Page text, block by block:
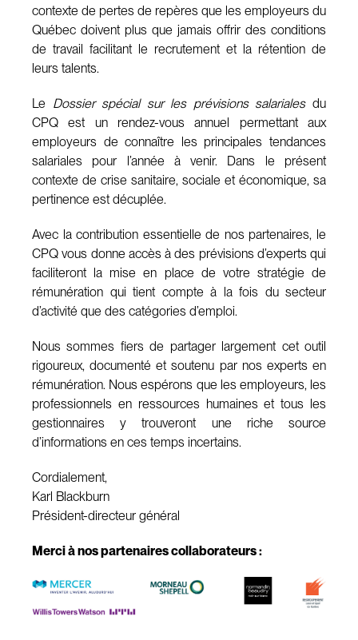
contexte de pertes de repères que les employeurs du
Québec doivent plus que jamais offrir des conditions
de travail facilitant le recrutement et la rétention de
leurs talents.
Le Dossier spécial sur les prévisions salarialesdu
CPQ est un rendez-vous annuel permettant aux
employeurs de connaître les principales tendances
salariales pour l’année à venir. Dans le présent
contexte de crise sanitaire, sociale et économique, sa
pertinence est décuplée.
Avec la contribution essentielle de nos partenaires, le
CPQ vous donne accès à des prévisions d’experts qui
faciliteront la mise en place de votre stratégie de
rémunération qui tient compte à la fois du secteur
d’activité que des catégories d’emploi.
Nous sommes fiers de partager largement cet outil
rigoureux, documenté et soutenu par nos experts en
rémunération. Nous espérons que les employeurs, les
professionnels en ressources humaines et tous les
gestionnaires y trouveront une riche source
d’informations en ces temps incertains.
Cordialement,
Karl Blackburn
Président-directeur général
Merci à nos partenaires collaborateurs :